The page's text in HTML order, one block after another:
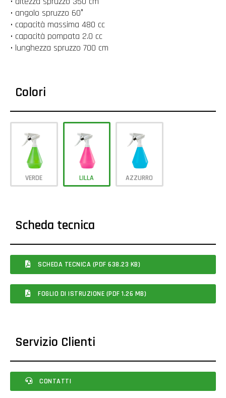
• angolo spruzzo 60°
• capacità massima 480 cc
• capacità pompata 2.0 cc
• lunghezza spruzzo 700 cm
Colori
VERDE LILLA AZZURRO
Scheda tecnica
SCHEDA TECNICA (PDF 638.23 KB)
FOGLIO DI ISTRUZIONE (PDF 1.26 MB)
Servizio Clienti
CONTATTI